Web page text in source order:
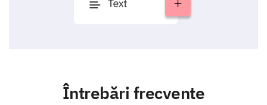
Întrebări frecvente